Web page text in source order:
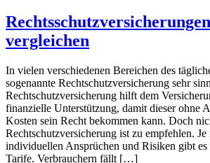
vergleichen
In vielen verschiedenen Bereichen des
sogenannte Rechtschutzversicherung sehr
Rechtschutzversicherung hilft dem
finanzielle Unterstützung, damit dieser ohne
Kosten sein Recht bekommen kann. Doch
Rechtschutzversicherung ist zu empfehlen. Je
individuellen Ansprüchen und Risiken gibt es
Tarife. Verbrauchern fällt […]